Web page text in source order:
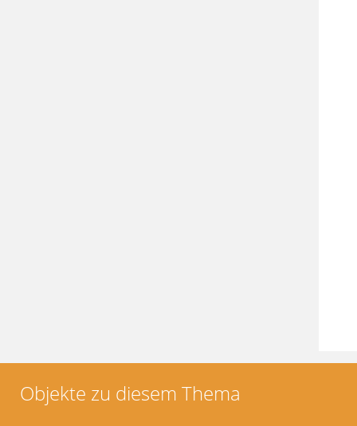
Objekte zu diesem Thema